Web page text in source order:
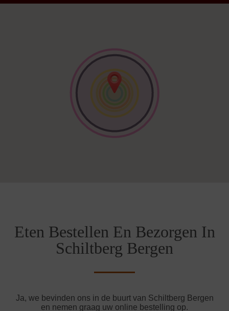
Eten Bestellen En Bezorgen In
Schiltberg Bergen
Ja, we bevinden ons in de buurt van Schiltberg Bergen
en nemen graag uw online bestelling op.